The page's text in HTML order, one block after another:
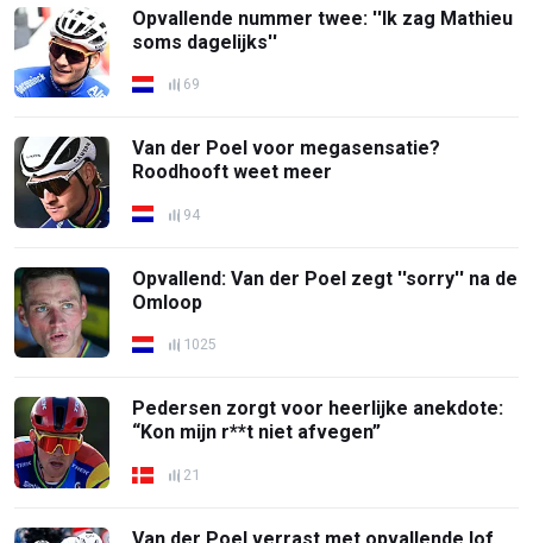
Opvallende nummer twee: ''Ik zag Mathieu
soms dagelijks''
69
Van der Poel voor megasensatie?
Roodhooft weet meer
94
Opvallend: Van der Poel zegt ''sorry'' na de
Omloop
1025
Pedersen zorgt voor heerlijke anekdote:
“Kon mijn r**t niet afvegen”
21